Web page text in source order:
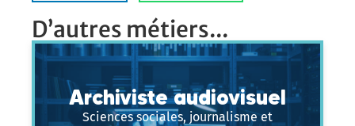
D’autres métiers...
Archiviste audiovisuel
Sciences sociales, journalisme et